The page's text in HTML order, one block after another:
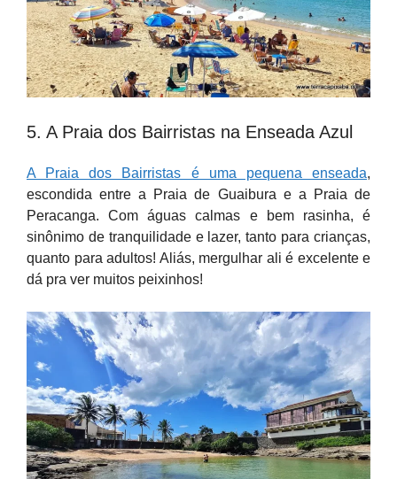
5. A Praia dos Bairristas na Enseada Azul
A Praia dos Bairristas é uma pequena enseada,
escondida entre a Praia de Guaibura e a Praia de
Peracanga. Com águas calmas e bem rasinha, é
sinônimo de tranquilidade e lazer, tanto para crianças,
quanto para adultos! Aliás, mergulhar ali é excelente e
dá pra ver muitos peixinhos!